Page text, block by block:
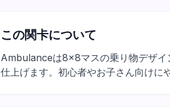
この関卡について
Ambulanceは8×8マスの乗り物デザイ
仕上げます。初心者やお子さん向けに